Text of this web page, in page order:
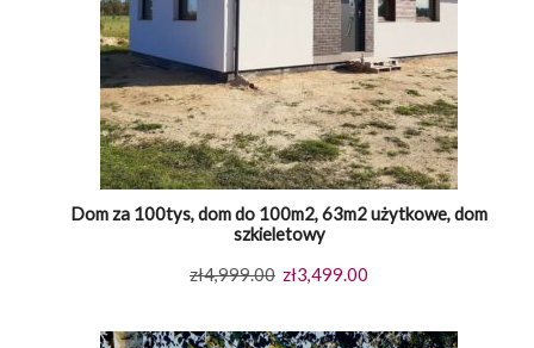
Dom za 100tys, dom do 100m2, 63m2 użytkowe, dom
szkieletowy
zł4,999.00 Pierwotna
wynosiła:
zł3,499.00
wynosi: